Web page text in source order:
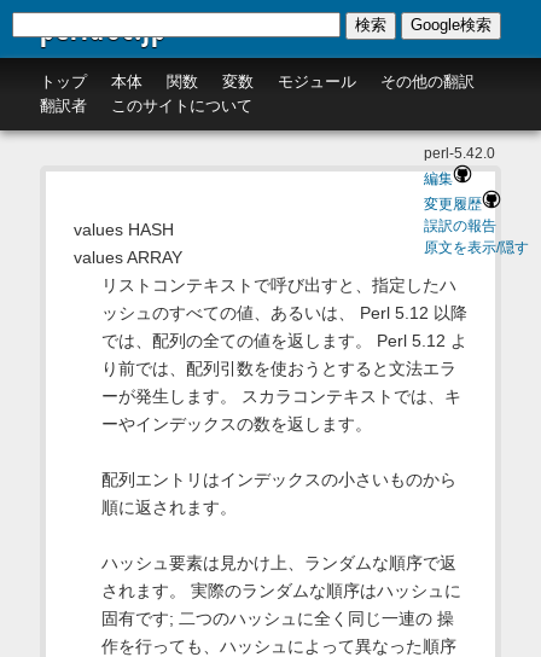
perldoc.jp
トップ 本体 関数 変数 モジュール
その他の翻訳
翻訳者
このサイトについて
検索 Google検索
perl-5.42.0
編集
変更履歴
誤訳の報告
原文を表示/隠す
values HASH
values ARRAY
リストコンテキストで呼び出すと、指定したハ
ッシュのすべての値、あるいは、 Perl 5.12 以降
では、配列の全ての値を返します。 Perl 5.12 よ
り前では、配列引数を使おうとすると文法エラ
ーが発生します。 スカラコンテキストでは、キ
ーやインデックスの数を返します。
配列エントリはインデックスの小さいものから
順に返されます。
ハッシュ要素は見かけ上、ランダムな順序で返
されます。 実際のランダムな順序はハッシュに
固有です; 二つのハッシュに全く同じ一連の 操
作を行っても、ハッシュによって異なった順序